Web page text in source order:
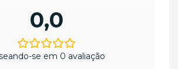
0,0
se em 0 avaliação